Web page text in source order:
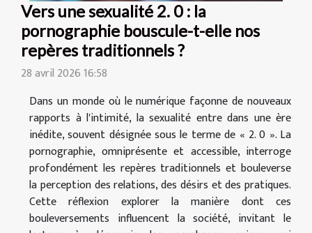
Vers une sexualité 2. 0 : la
pornographie bouscule-t-elle nos
repères traditionnels ?
28 avril 2026 16:58
Dans un monde où le numérique façonne de nouveaux
rapports à l'intimité, la sexualité entre dans une ère
inédite, souvent désignée sous le terme de « 2. 0 ». La
pornographie, omniprésente et accessible, interroge
profondément les repères traditionnels et bouleverse
la perception des relations, des désirs et des pratiques.
Cette réflexion explorer la manière dont ces
bouleversements influencent la société, invitant le